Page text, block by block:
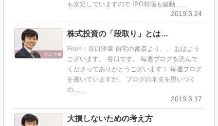
も安定していますので IPO相場も値動……
2019.3.24
株式投資の「段取り」とは…
From：谷口洋章 自宅の書斎より、、 おはよう
ございます。 谷口です。 毎週ブログを読んで
くださってありがとうございます！ 毎週ブログ
を書いていますが、 ブログのネタを思いつく
の……
2019.3.17
大損しないための考え方